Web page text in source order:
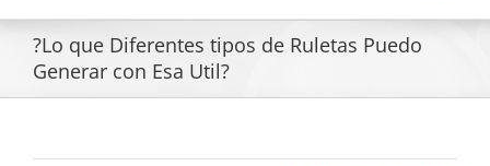
?Lo que Diferentes tipos de Ruletas Puedo
Generar con Esa Util?